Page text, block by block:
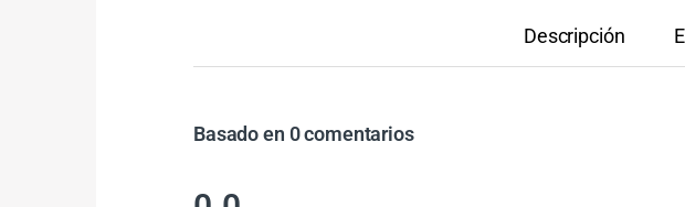
Descripción
Basado en 0 comentarios